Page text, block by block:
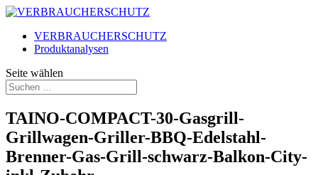
VERBRAUCHERSCHUTZ
Produktanalysen
Seite wählen
TAINO-COMPACT-30-Gasgrill-
Grillwagen-Griller-BBQ-Edelstahl-
Brenner-Gas-Grill-schwarz-Balkon-City-